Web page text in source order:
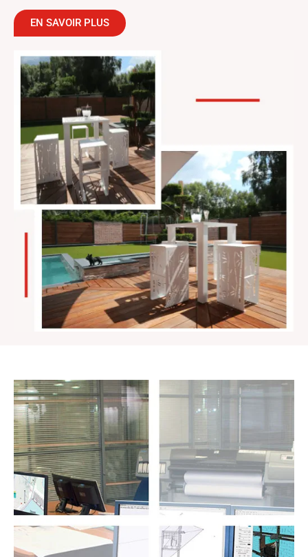
EN SAVOIR PLUS